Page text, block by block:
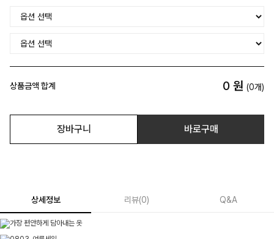
상품금액 합계 0 원 (0개)
장바구니 바로구매
상세정보 리뷰(0) Q&A